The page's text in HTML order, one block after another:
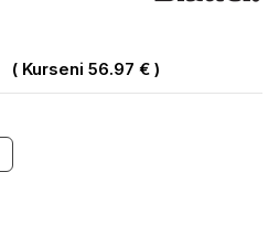
( Kurseni 56.97 € )